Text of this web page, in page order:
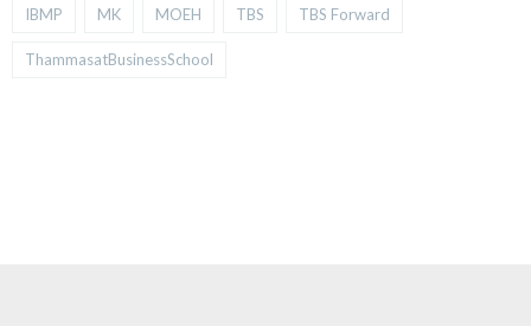
IBMP MK MOEH TBS TBS Forward
ThammasatBusinessSchool